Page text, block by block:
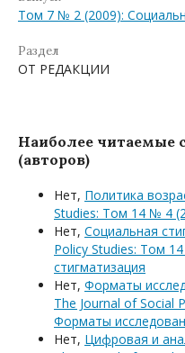
Том 7 № 2 (2009):
Раздел
ОТ РЕДАКЦИИ
Наиболее читаемые
(авторов)
Нет, Политика
Studies: Том 14 № 4
Нет, Социальная
Policy Studies: Том
стигматизация
Нет, Форматы
The Journal of Social
Форматы
Нет, Цифровая и